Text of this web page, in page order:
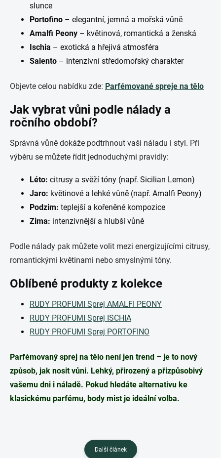
slunce
Portofino – elegantní, jemná a mořská vůně
Amalfi Peony – květinová, romantická a ženská
Ischia – exotická a hřejivá atmosféra
Salento – intenzivní středomořský charakter
Objevte celou nabídku zde: Parfémované spreje na tělo
Jak vybrat vůni podle nálady a
ročního období?
Správná vůně dokáže podtrhnout vaši náladu i styl. Při
výběru se můžete řídit jednoduchými pravidly:
Léto: citrusy a svěží tóny (např. Sicilian Lemon)
Jaro: květinové a lehké vůně (např. Amalfi Peony)
Podzim: teplejší a kořeněné kompozice
Zima: intenzivnější a hlubší vůně
Podle nálady pak můžete volit mezi energizujícími citrusy,
romantickými květinami nebo smyslnými tóny.
Oblíbené produkty z kolekce
RUDY PROFUMI Sprej AMALFI PEONY
RUDY PROFUMI Sprej ISCHIA
RUDY PROFUMI Sprej PORTOFINO
Parfémovaný sprej na tělo není jen trend – je to nový
způsob, jak nosit vůni. Lehký, přirozený a přizpůsobivý
vašemu dni i náladě. Pokud hledáte alternativu ke
klasickému parfému, body mist je ideální volba.
Další článek